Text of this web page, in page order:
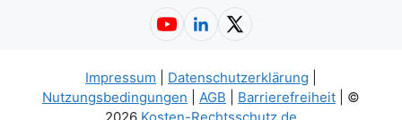
YouTube
LinkedInX (Twitter)
Impressum Datenschutzerklärung
Nutzungsbedingungen
AGB Barrierefreiheit | ©
2026 Kosten-Rechtsschutz.de